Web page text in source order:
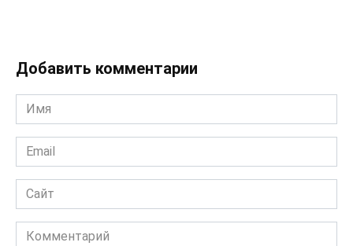
Добавить комментарии
Имя
*
Email
*
Сайт
Комментарий